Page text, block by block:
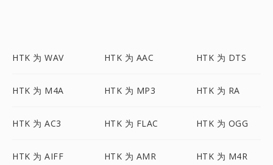
HTK 为 WAV HTK 为 AAC HTK 为 DTS
HTK 为 M4A HTK 为 MP3 HTK 为 RA
HTK 为 AC3 HTK 为 FLAC HTK 为 OGG
HTK 为 AIFF HTK 为 AMR HTK 为 M4R